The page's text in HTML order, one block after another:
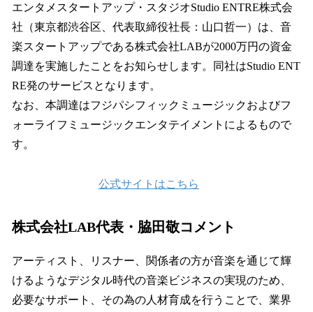
エンタメスタートアップ・スタジオStudio ENTRE株式会
社（東京都渋谷区、代表取締役社長：山口哲一）は、音
楽スタートアップである株式会社LABが2000万円の資金
調達を実施したことをお知らせします。同社はStudio ENT
RE発のサービスとなります。
なお、本調達はフジパシフィックミュージックおよびフ
ォーライフミュージックエンタテイメントによるもので
す。
公式サイトはこちら
株式会社LAB代表・脇田敬コメント
アーティスト、リスナー、関係者の方が音楽を通じて輝
けるようなデジタル時代の音楽ビジネスの実現のため、
必要なサポート、その為の人材育成を行うことで、業界